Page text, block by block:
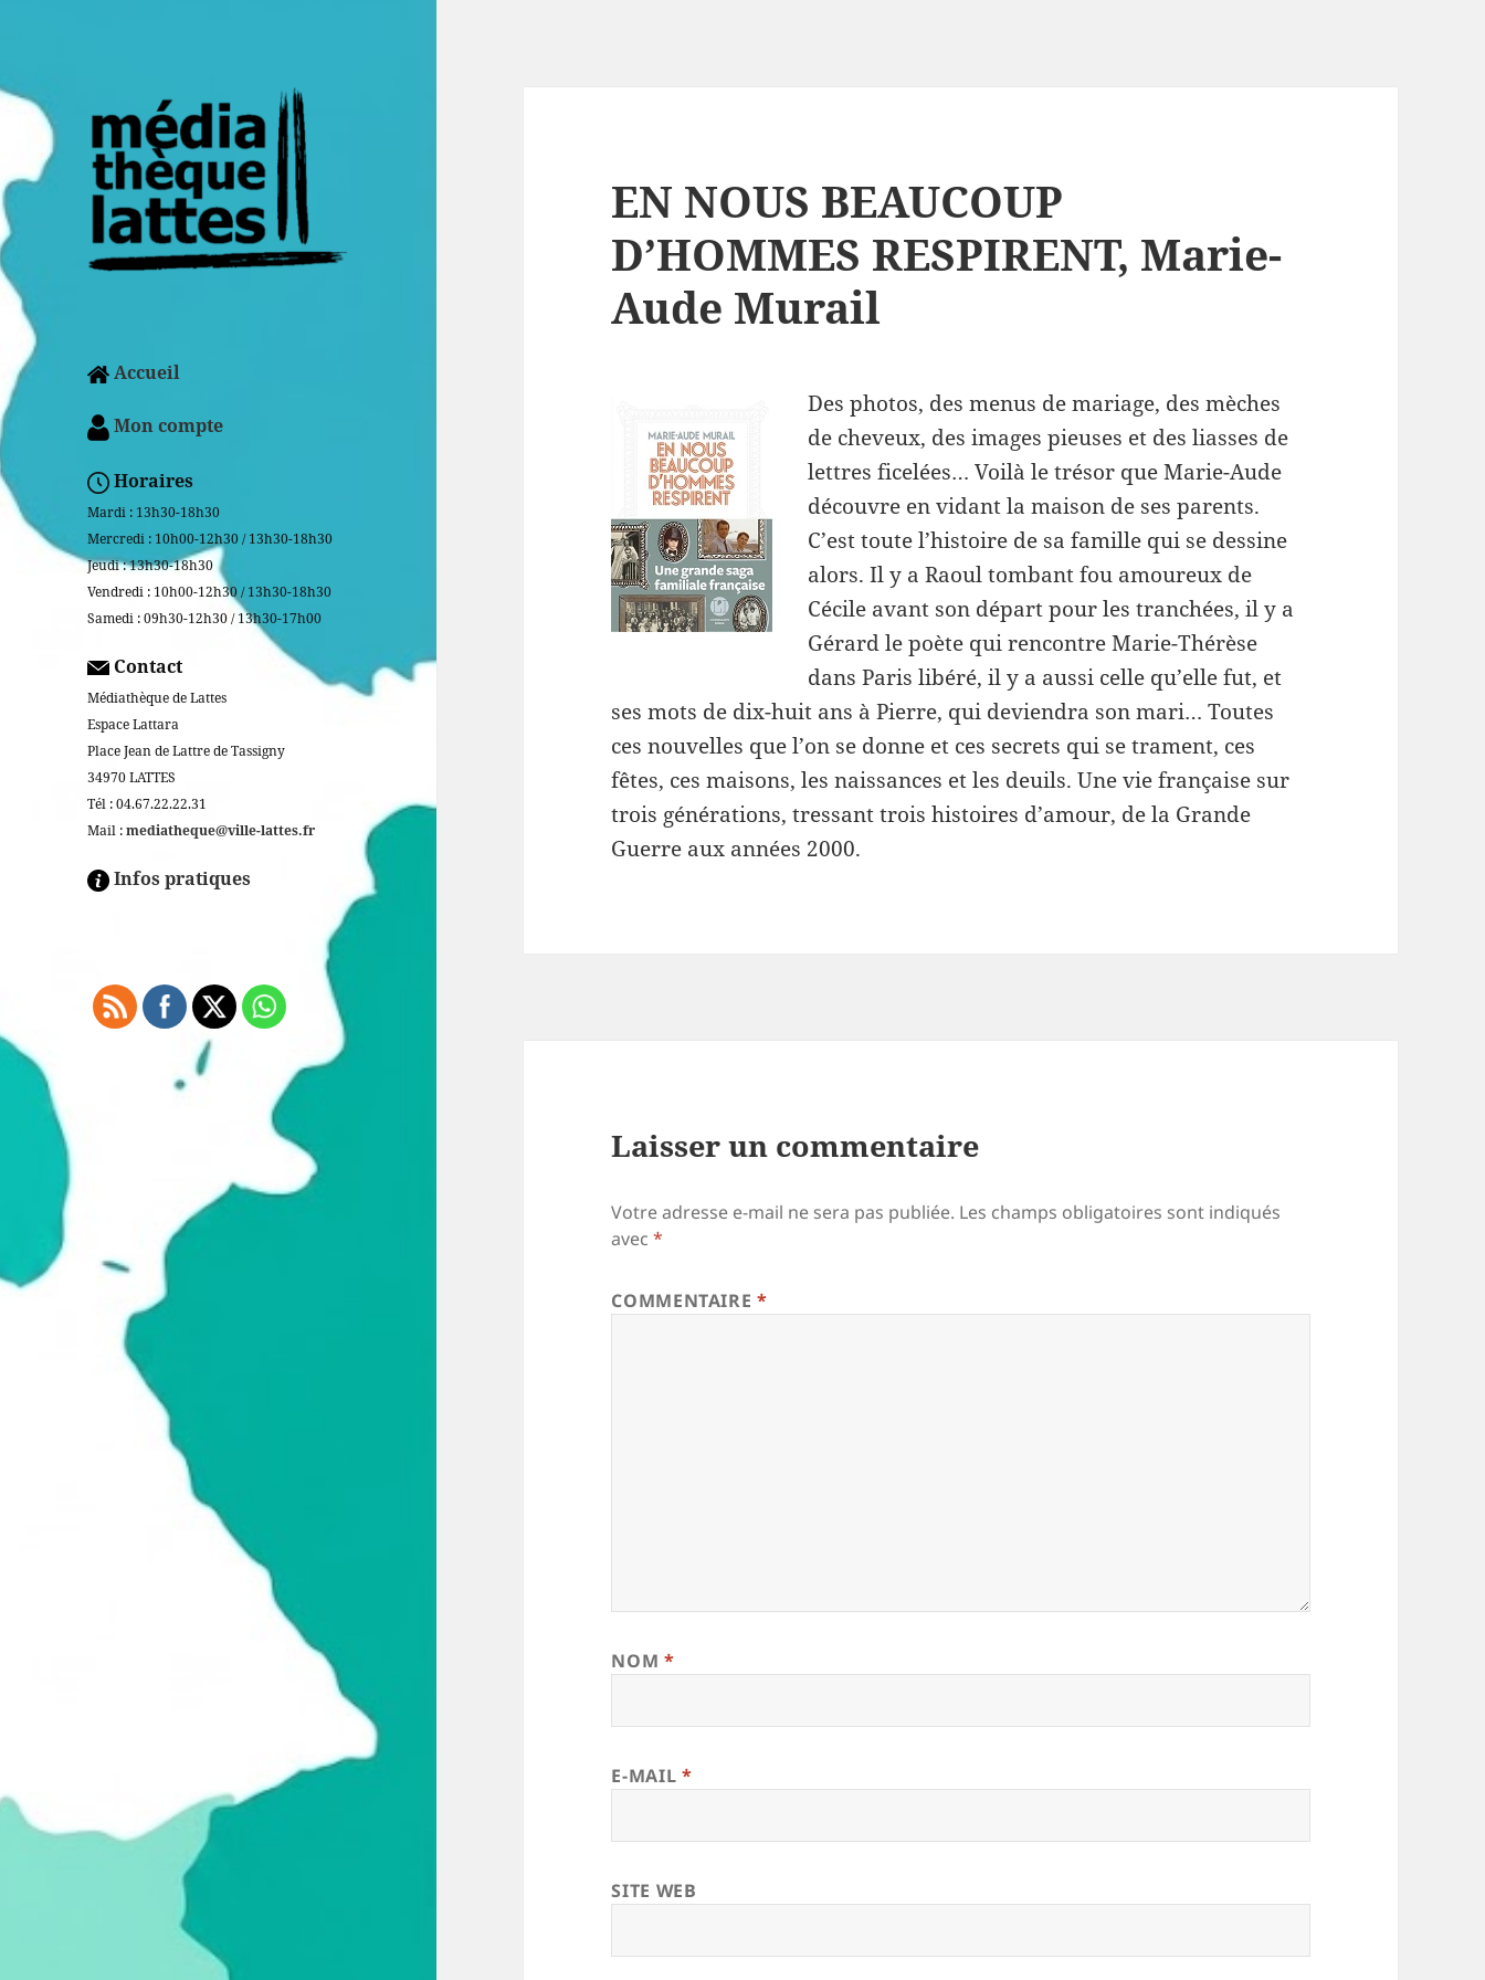
Accueil
Mon compte
Horaires
Mardi : 13h30-18h30
Mercredi : 10h00-12h30 / 13h30-18h30
Jeudi : 13h30-18h30
Vendredi : 10h00-12h30 / 13h30-18h30
Samedi : 09h30-12h30 / 13h30-17h00
Contact
Médiathèque de Lattes
Espace Lattara
Place Jean de Lattre de Tassigny
34970 LATTES
Tél : 04.67.22.22.31
Mail :mediatheque@ville-lattes.fr
Infos pratiques
Facebook is disabled.
EN NOUS BEAUCOUP
D’HOMMES RESPIRENT, Marie-
Aude Murail
Des photos, des menus de mariage, des mèches
de cheveux, des images pieuses et des liasses de
lettres ficelées… Voilà le trésor que Marie-Aude
découvre en vidant la maison de ses parents.
C’est toute l’histoire de sa famille qui se dessine
alors. Il y a Raoul tombant fou amoureux de
Cécile avant son départ pour les tranchées, il y a
Gérard le poète qui rencontre Marie-Thérèse
dans Paris libéré, il y a aussi celle qu’elle fut, et
ses mots de dix-huit ans à Pierre, qui deviendra son mari… Toutes
ces nouvelles que l’on se donne et ces secrets qui se trament, ces
fêtes, ces maisons, les naissances et les deuils. Une vie française sur
trois générations, tressant trois histoires d’amour, de la Grande
Guerre aux années 2000.
Laisser un commentaire
Votre adresse e-mail ne sera pas publiée. Les champs obligatoires sont indiqués
avec*
COMMENTAIRE*
NOM *
E-MAIL *
SITE WEB